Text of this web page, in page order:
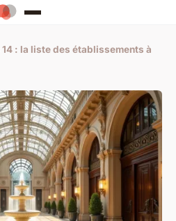
14 : la liste des établissements à